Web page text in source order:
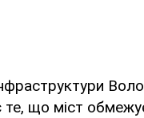
що міст обмежує